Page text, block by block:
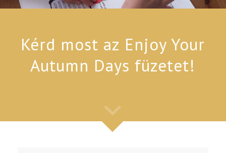
Kérd most az Enjoy Your
Autumn Days füzetet!